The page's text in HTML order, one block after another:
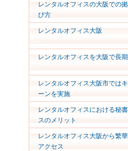
レンタルオフィスの大阪での
び方
レンタルオフィス大阪
レンタルオフィスを大阪で長
レンタルオフィス大阪市では
ーンを実施
レンタルオフィスにおける秘
スのメリット
レンタルオフィス大阪から繁
アクセス